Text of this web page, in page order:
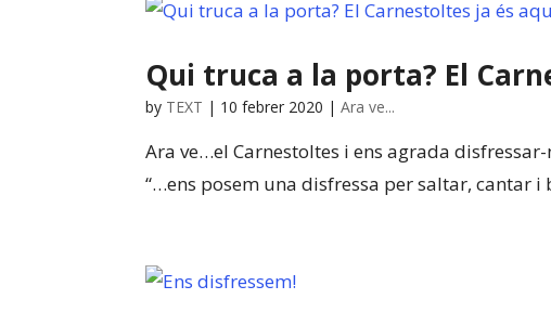
Qui truca a la porta? El
by TEXT | 10 febrer 2020 |Ara ve...
Ara ve…el Carnestoltes i ens agrada
“…ens posem una disfressa per saltar, cantar i